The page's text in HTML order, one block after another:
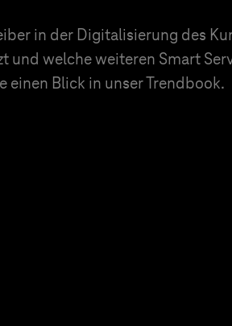
in der Digitalisierung des
und welche weiteren Smart
einen Blick in unser Trendbook.